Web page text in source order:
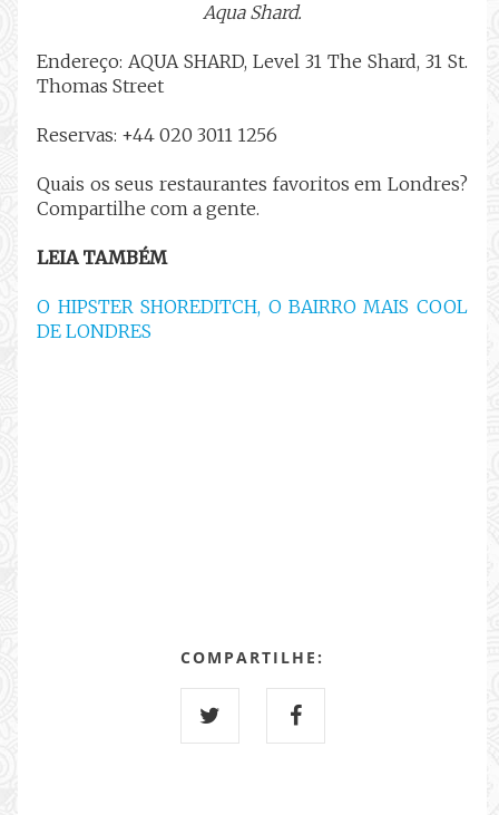
Aqua Shard.
Endereço: AQUA SHARD, Level 31 The Shard, 31 St.
Thomas Street
Reservas: +44 020 3011 1256
Quais os seus restaurantes favoritos em Londres?
Compartilhe com a gente.
LEIA TAMBÉM
O HIPSTER SHOREDITCH, O BAIRRO MAIS COOL
DE LONDRES
COMPARTILHE: